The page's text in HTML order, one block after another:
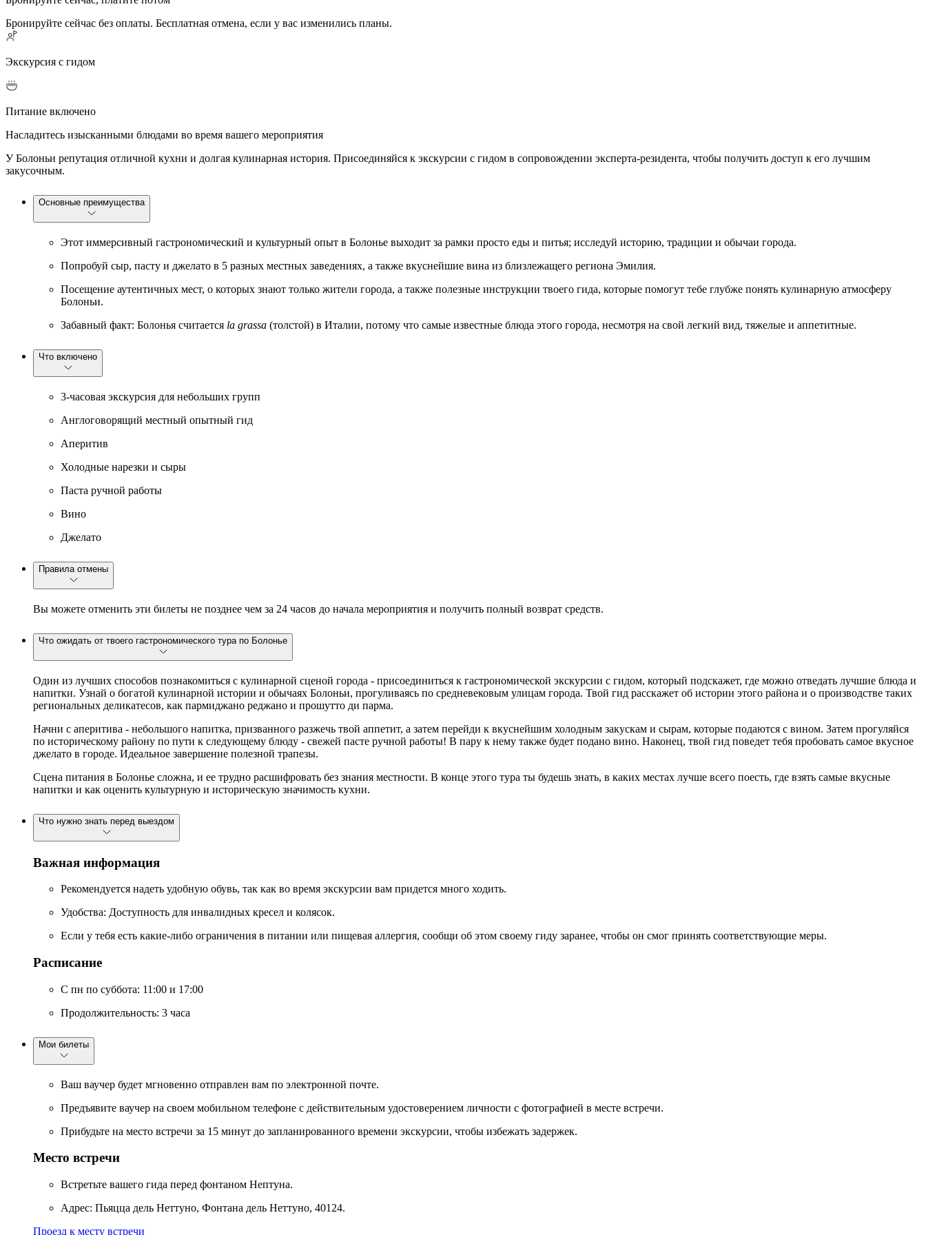
Бронируйте сейчас без оплаты. Бесплатная отмена, если у вас изменились планы.
Экскурсия с гидом
Питание включено
Насладитесь изысканными блюдами во время вашего мероприятия
У Болоньи репутация отличной кухни и долгая кулинарная история. Присоединяйся к экскурсии с гидом в сопровождении эксперта-резидента, чтобы получить доступ к его лучшим
закусочным.
Основные преимущества
Этот иммерсивный гастрономический и культурный опыт в Болонье выходит за рамки просто еды и питья; исследуй историю, традиции и обычаи города.
Попробуй сыр, пасту и джелато в 5 разных местных заведениях, а также вкуснейшие вина из близлежащего региона Эмилия.
Посещение аутентичных мест, о которых знают только жители города, а также полезные инструкции твоего гида, которые помогут тебе глубже понять кулинарную атмосферу
Болоньи.
Забавный факт: Болонья считается la grassa (толстой) в Италии, потому что самые известные блюда этого города, несмотря на свой легкий вид, тяжелые и аппетитные.
Что включено
3-часовая экскурсия для небольших групп
Англоговорящий местный опытный гид
Аперитив
Холодные нарезки и сыры
Паста ручной работы
Вино
Джелато
Правила отмены
Вы можете отменить эти билеты не позднее чем за 24 часов до начала мероприятия и получить полный возврат средств.
Что ожидать от твоего гастрономического тура по Болонье
Один из лучших способов познакомиться с кулинарной сценой города - присоединиться к гастрономической экскурсии с гидом, который подскажет, где можно отведать лучшие блюда и
напитки. Узнай о богатой кулинарной истории и обычаях Болоньи, прогуливаясь по средневековым улицам города. Твой гид расскажет об истории этого района и о производстве таких
региональных деликатесов, как пармиджано реджано и прошутто ди парма.
Начни с аперитива - небольшого напитка, призванного разжечь твой аппетит, а затем перейди к вкуснейшим холодным закускам и сырам, которые подаются с вином. Затем прогуляйся
по историческому району по пути к следующему блюду - свежей пасте ручной работы! В пару к нему также будет подано вино. Наконец, твой гид поведет тебя пробовать самое вкусное
джелато в городе. Идеальное завершение полезной трапезы.
Сцена питания в Болонье сложна, и ее трудно расшифровать без знания местности. В конце этого тура ты будешь знать, в каких местах лучше всего поесть, где взять самые вкусные
напитки и как оценить культурную и историческую значимость кухни.
Что нужно знать перед выездом
Важная информация
Рекомендуется надеть удобную обувь, так как во время экскурсии вам придется много ходить.
Удобства: Доступность для инвалидных кресел и колясок.
Если у тебя есть какие-либо ограничения в питании или пищевая аллергия, сообщи об этом своему гиду заранее, чтобы он смог принять соответствующие меры.
Расписание
С пн по суббота: 11:00 и 17:00
Продолжительность: 3 часа
Мои билеты
Ваш ваучер будет мгновенно отправлен вам по электронной почте.
Предъявите ваучер на своем мобильном телефоне с действительным удостоверением личности с фотографией в месте встречи.
Прибудьте на место встречи за 15 минут до запланированного времени экскурсии, чтобы избежать задержек.
Место встречи
Встретьте вашего гида перед фонтаном Нептуна.
Адрес: Пьяцца дель Неттуно, Фонтана дель Неттуно, 40124.
Проезд к месту встречи